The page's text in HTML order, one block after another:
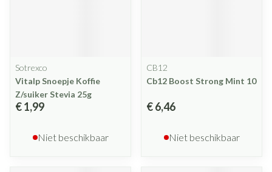
Sotrexco
Vitalp Snoepje Koffie
Z/suiker Stevia 25g
€ 1,99
Niet beschikbaar
CB12
Cb12 Boost Strong Mint 10
€ 6,46
Niet beschikbaar